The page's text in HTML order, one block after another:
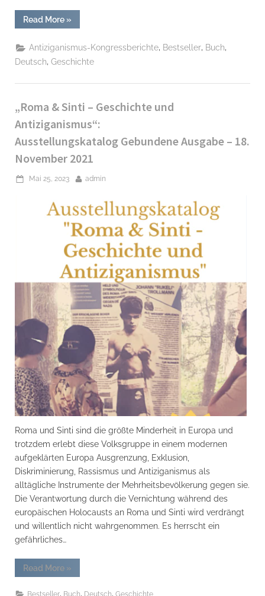
Read More“I.
Internationaler
„Das
versagen
des
in
Roma
und
Sinti
Forschung“ Taschenbuch
22.
2023”
»
Antiziganismus-Kongressberichte, Bestseller, Buch,
Deutsch, Geschichte
„Roma & Sinti – Geschichte und
Antiziganismus“:
Ausstellungskatalog Gebundene Ausgabe – 18.
November 2021
Posted
Mai 25, 2023 By
admin
Roma und Sinti sind die größte Minderheit in Europa und
trotzdem erlebt diese Volksgruppe in einem modernen
aufgeklärten Europa Ausgrenzung, Exklusion,
Diskriminierung, Rassismus und Antiziganismus als
alltägliche Instrumente der Mehrheitsbevölkerung gegen sie.
Die Verantwortung durch die Vernichtung während des
europäischen Holocausts an Roma und Sinti wird verdrängt
und willentlich nicht wahrgenommen. Es herrscht ein
gefährliches…
Read More“„Roma
&
–
»
Bestseller, Buch, Deutsch, Geschichte